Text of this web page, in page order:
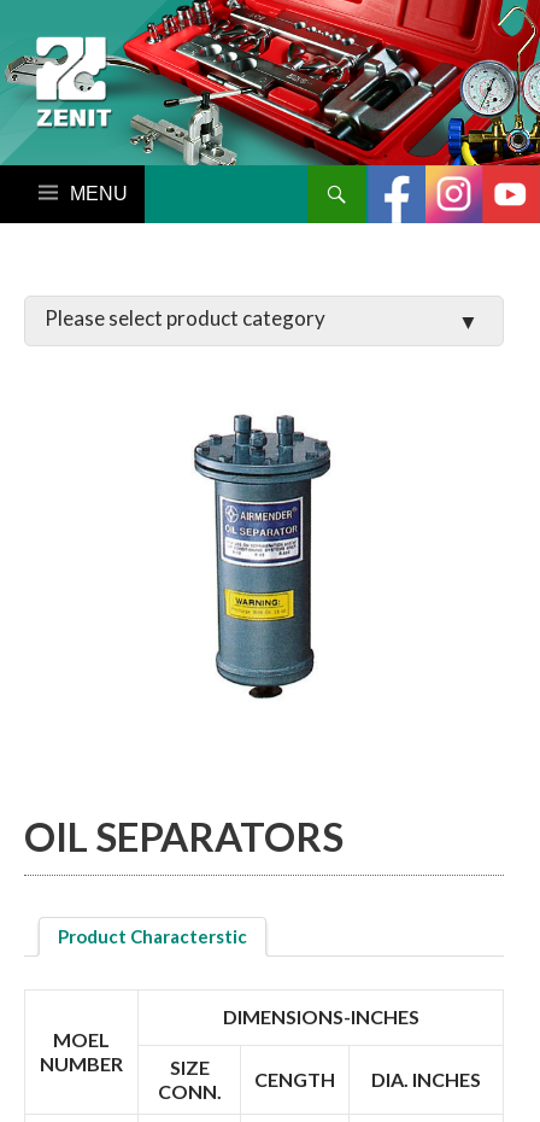
搜尋
MANIFOLD SET / GAUGE
ACCUMULATORS / RECEIVERS
THERMAL TUBE / SHEET
OIL SEPARATORS
Product Characterstic
MOEL
NUMBER
DIMENSIONS-INCHES
SIZE
CONN.
CENGTH DIA. INCHES